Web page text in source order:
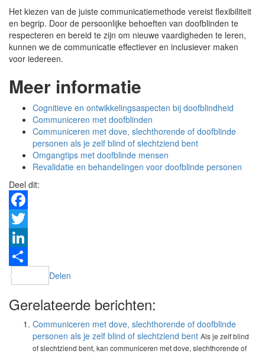
Het kiezen van de juiste communicatiemethode vereist flexibiliteit
en begrip. Door de persoonlijke behoeften van doofblinden te
respecteren en bereid te zijn om nieuwe vaardigheden te leren,
kunnen we de communicatie effectiever en inclusiever maken
voor iedereen.
Meer informatie
Cognitieve en ontwikkelingsaspecten bij doofblindheid
Communiceren met doofblinden
Communiceren met dove, slechthorende of doofblinde
personen als je zelf blind of slechtziend bent
Omgangtips met doofblinde mensen
Revalidatie en behandelingen voor doofblinde personen
Deel dit:
Facebook
Twitter
LinkedIn
Delen
Gerelateerde berichten:
Communiceren met dove, slechthorende of doofblinde
personen als je zelf blind of slechtziend bent Als je zelf blind
of slechtziend bent, kan communiceren met dove, slechthorende of